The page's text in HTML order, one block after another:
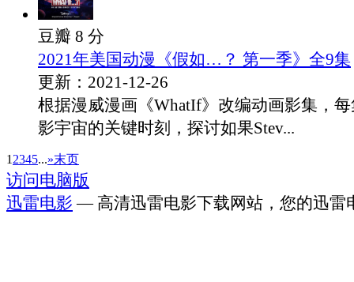
豆瓣 8 分
2021年美国动漫《假如…？ 第一季》全9集
更新：2021-12-26
根据漫威漫画《WhatIf》改编动画影集，
影宇宙的关键时刻，探讨如果Stev...
1 2345...»末页
访问电脑版
迅雷电影 — 高清迅雷电影下载网站，您的迅雷